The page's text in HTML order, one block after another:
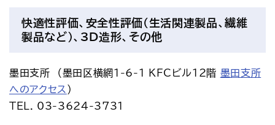
快適性評価、安全性評価（生活関連製品、繊維
製品など）、3D造形、その他
墨田支所　（墨田区横網1-6-1 KFCビル12階 墨田支所
へのアクセス ）
TEL. 03-3624-3731